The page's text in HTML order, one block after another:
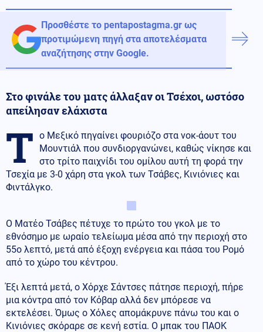
Προσθέστε το pentapostagma.gr ως
προτιμώμενη πηγή στα αποτελέσματα
αναζήτησης στην Google.
Στο φινάλε του ματς άλλαξαν οι Τσέχοι, ωστόσο
απείλησαν ελάχιστα
Τ ο Μεξικό πηγαίνει φουριόζο στα νοκ-άουτ του
Μουντιάλ που συνδιοργανώνει, καθώς νίκησε και
στο τρίτο παιχνίδι του ομίλου αυτή τη φορά την
Τσεχία με 3-0 χάρη στα γκολ των Τσάβες, Κινιόνιες και
Φιντάλγκο.
Ο Ματέο Τσάβες πέτυχε το πρώτο του γκολ με το
εθνόσημο με ωραίο τελείωμα μέσα από την περιοχή στο
55ο λεπτό, μετά από έξοχη ενέργεια και πάσα του Ρομό
από το χώρο του κέντρου.
Έξι λεπτά μετά, ο Χόρχε Σάντσες πάτησε περιοχή, πήρε
μια κόντρα από τον Κόβαρ αλλά δεν μπόρεσε να
εκτελέσει. Όμως ο Χόλες απομάκρυνε πάνω του και ο
Κινιόνιες σκόραρε σε κενή εστία. Ο μπακ του ΠΑΟΚ